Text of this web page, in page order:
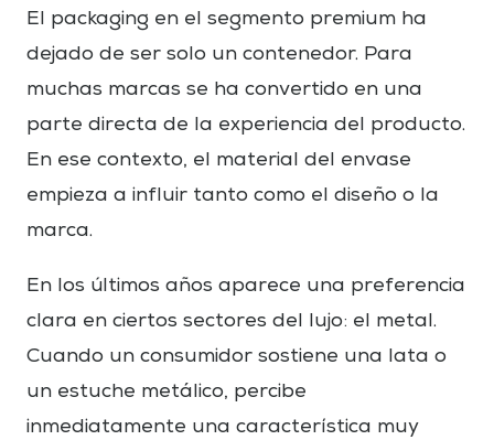
El packaging en el segmento premium ha
dejado de ser solo un contenedor. Para
muchas marcas se ha convertido en una
parte directa de la experiencia del producto.
En ese contexto, el material del envase
empieza a influir tanto como el diseño o la
marca.
En los últimos años aparece una preferencia
clara en ciertos sectores del lujo: el metal.
Cuando un consumidor sostiene una lata o
un estuche metálico, percibe
inmediatamente una característica muy